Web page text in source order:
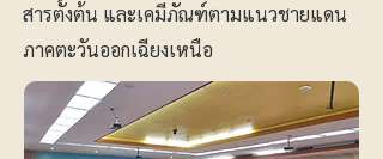
สารตั้งต้น และเคมีภัณฑ์ตามแนวชายแดน
ภาคตะวันออกเฉียงเหนือ